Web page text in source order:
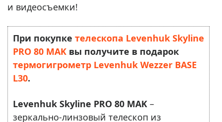
и видеосъемки!
При покупке телескопа Levenhuk Skyline
PRO 80 MAK вы получите в подарок
термогигрометр Levenhuk Wezzer BASE
L30.
Levenhuk Skyline PRO 80 MAK –
зеркально-линзовый телескоп из